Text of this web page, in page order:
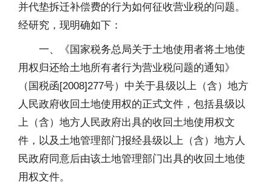
并代垫拆迁补偿费的行为如何征收营业税的问题。
经研究，现明确如下：
一、《国家税务总局关于土地使用者将土地使
用权归还给土地所有者行为营业税问题的通知》
（国税函[2008]277号）中关于县级以上（含）地方
人民政府收回土地使用权的正式文件，包括县级以
上（含）地方人民政府出具的收回土地使用权文
件，以及土地管理部门报经县级以上（含）地方人
民政府同意后由该土地管理部门出具的收回土地使
用权文件。